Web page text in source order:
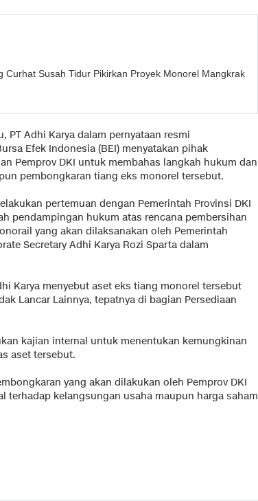
Curhat Susah Tidur Pikirkan Proyek Monorel Mangkrak
PT Adhi Karya dalam pernyataan resmi
Efek Indonesia (BEI) menyatakan pihak
Pemprov DKI untuk membahas langkah hukum dan
pembongkaran tiang eks monorel tersebut.
pertemuan dengan Pemerintah Provinsi DKI
pendampingan hukum atas rencana pembersihan
yang akan dilaksanakan oleh Pemerintah
Secretary Adhi Karya Rozi Sparta dalam
Karya menyebut aset eks tiang monorel tersebut
Lancar Lainnya, tepatnya di bagian Persediaan
kajian internal untuk menentukan kemungkinan
aset tersebut.
yang akan dilakukan oleh Pemprov DKI
terhadap kelangsungan usaha maupun harga saham